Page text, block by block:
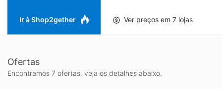
importado pelo Shop2gether e com disponibilidade para
Ir à Shop2gether Ver preços em 7 lojas
Ofertas
Encontramos 7 ofertas, veja os detalhes abaixo.